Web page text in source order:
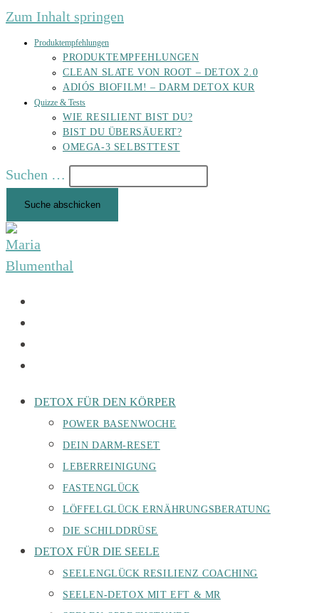
Zum Inhalt springen
Produktempfehlungen
PRODUKTEMPFEHLUNGEN
CLEAN SLATE VON ROOT – DETOX 2.0
ADIÓS BIOFILM! – DARM DETOX KUR
Quizze & Tests
WIE RESILIENT BIST DU?
BIST DU ÜBERSÄUERT?
OMEGA-3 SELBSTTEST
Suchen …
Suche abschicken
DETOX FÜR DEN KÖRPER
POWER BASENWOCHE
DEIN DARM-RESET
LEBERREINIGUNG
FASTENGLÜCK
LÖFFELGLÜCK ERNÄHRUNGSBERATUNG
DIE SCHILDDRÜSE
DETOX FÜR DIE SEELE
SEELENGLÜCK RESILIENZ COACHING
SEELEN-DETOX MIT EFT & MR